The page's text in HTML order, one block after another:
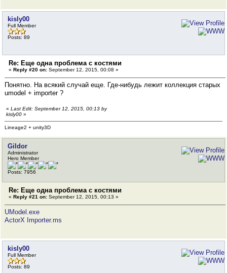
kisly00
Full Member
Posts: 89
Re: Еще одна проблема с костями
« Reply #20 on: September 12, 2015, 00:08 »
Понятно. На всякий случай еще. Где-нибудь лежит коллекция старых
umodel + importer ?
« Last Edit: September 12, 2015, 00:13 by
kisly00 »
Lineage2 + unity3D
Gildor
Administrator
Hero Member
Posts: 7956
Re: Еще одна проблема с костями
« Reply #21 on: September 12, 2015, 00:13 »
UModel.exe
ActorX Importer.ms
kisly00
Full Member
Posts: 89